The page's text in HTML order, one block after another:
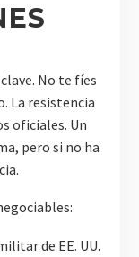
No te fíes
La resistencia
oficiales. Un
pero si no ha
de EE. UU.